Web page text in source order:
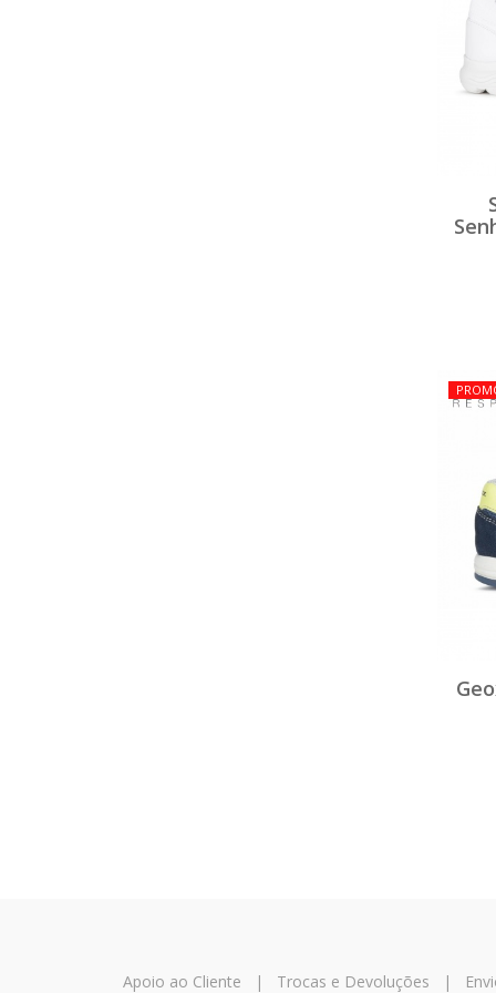
Apoio ao Cliente | Trocas e Devoluções |